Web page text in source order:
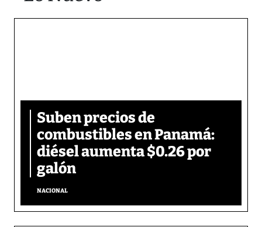
Suben precios de
combustibles en Panamá:
diésel aumenta $0.26 por
galón
NACIONAL